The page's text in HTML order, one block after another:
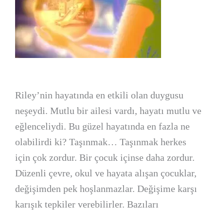
Riley’nin hayatında en etkili olan duygusu
neşeydi. Mutlu bir ailesi vardı, hayatı mutlu ve
eğlenceliydi. Bu güzel hayatında en fazla ne
olabilirdi ki? Taşınmak… Taşınmak herkes
için çok zordur. Bir çocuk içinse daha zordur.
Düzenli çevre, okul ve hayata alışan çocuklar,
değişimden pek hoşlanmazlar. Değişime karşı
karışık tepkiler verebilirler. Bazıları